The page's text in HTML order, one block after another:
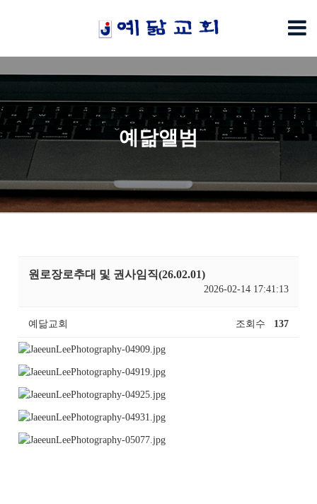
예닮앨범
원로장로추대 및 권사임직(26.02.01)
2026-02-14 17:41:13
예닮교회 조회수 137